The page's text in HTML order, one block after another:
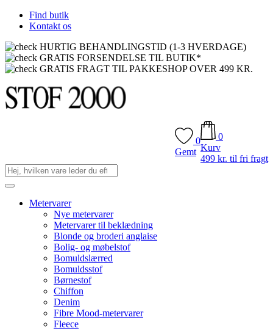
Find butik
Kontakt os
HURTIG BEHANDLINGSTID (1-3 HVERDAGE)
GRATIS FORSENDELSE TIL BUTIK*
GRATIS FRAGT TIL PAKKESHOP OVER 499 KR.
0
Gemt
0
Kurv
499 kr. til fri fragt
Metervarer
Nye metervarer
Metervarer til beklædning
Blonde og broderi anglaise
Bolig- og møbelstof
Bomuldslærred
Bomuldsstof
Børnestof
Chiffon
Denim
Fibre Mood-metervarer
Fleece